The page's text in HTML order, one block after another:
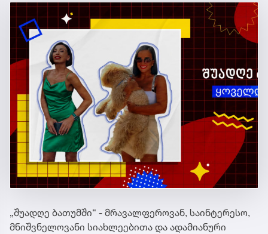
„შუადღე ბათუმში“ - მრავალფეროვან, საინტერესო,
მნიშვნელოვანი სიახლეებითა და ადამიანური